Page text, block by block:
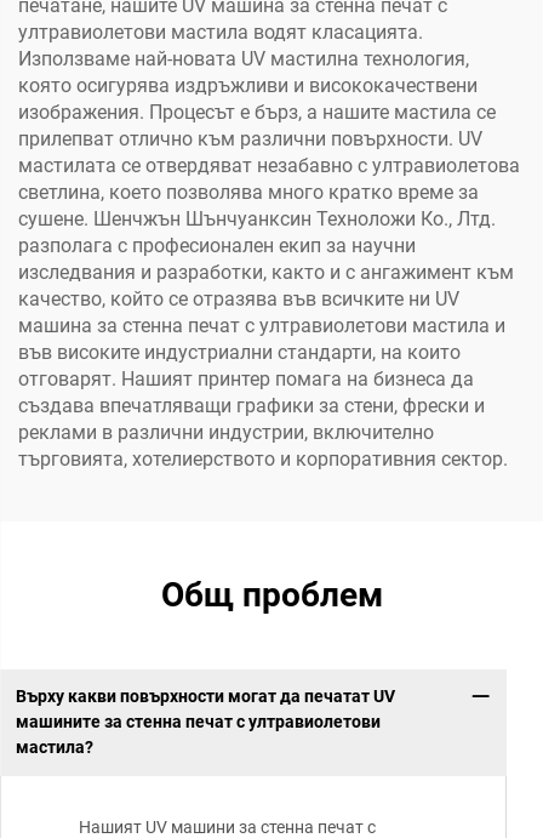
печатане, нашите UV машина за стенна печат с
ултравиолетови мастила водят класацията.
Използваме най-новата UV мастилна технология,
която осигурява издръжливи и висококачествени
изображения. Процесът е бърз, а нашите мастила се
прилепват отлично към различни повърхности. UV
мастилата се отвердяват незабавно с ултравиолетова
светлина, което позволява много кратко време за
сушене. Шенчжън Шънчуанксин Техноложи Ко., Лтд.
разполага с професионален екип за научни
изследвания и разработки, както и с ангажимент към
качество, който се отразява във всичките ни UV
машина за стенна печат с ултравиолетови мастила и
във високите индустриални стандарти, на които
отговарят. Нашият принтер помага на бизнеса да
създава впечатляващи графики за стени, фрески и
реклами в различни индустрии, включително
търговията, хотелиерството и корпоративния сектор.
Общ проблем
Върху какви повърхности могат да печатат UV
машините за стенна печат с ултравиолетови
мастила?
Нашият UV машини за стенна печат с